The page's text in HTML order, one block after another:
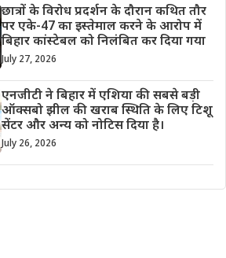
छात्रों के विरोध प्रदर्शन के दौरान कथित तौर
पर एके-47 का इस्तेमाल करने के आरोप में
बिहार कांस्टेबल को निलंबित कर दिया गया
July 27, 2026
एनजीटी ने बिहार में एशिया की सबसे बड़ी
ऑक्सबो झील की खराब स्थिति के लिए टिशू
सेंटर और अन्य को नोटिस दिया है।
July 26, 2026